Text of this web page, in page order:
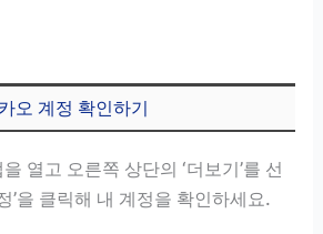
오 계정 확인하기
열고 오른쪽 상단의 ‘더보기’를 선
’을 클릭해 내 계정을 확인하세요.